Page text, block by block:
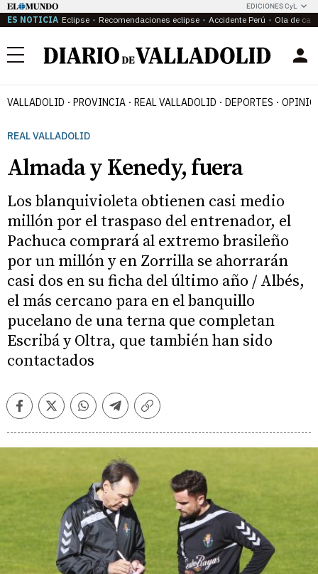
EDICIONES CyL
ES NOTICIA Eclipse Recomendaciones eclipse Accidente Perú Ola de
Menú
VALLADOLID PROVINCIA REAL VALLADOLID DEPORTES
REAL VALLADOLID
Almada y Kenedy, fuera
Los blanquivioleta obtienen casi medio
millón por el traspaso del entrenador, el
Pachuca comprará al extremo brasileño
por un millón y en Zorrilla se ahorrarán
casi dos en su ficha del último año / Albés,
el más cercano para en el banquillo
pucelano de una terna que completan
Escribá y Oltra, que también han sido
contactados
FacebookTwitterWhatsappTelegramCopiar